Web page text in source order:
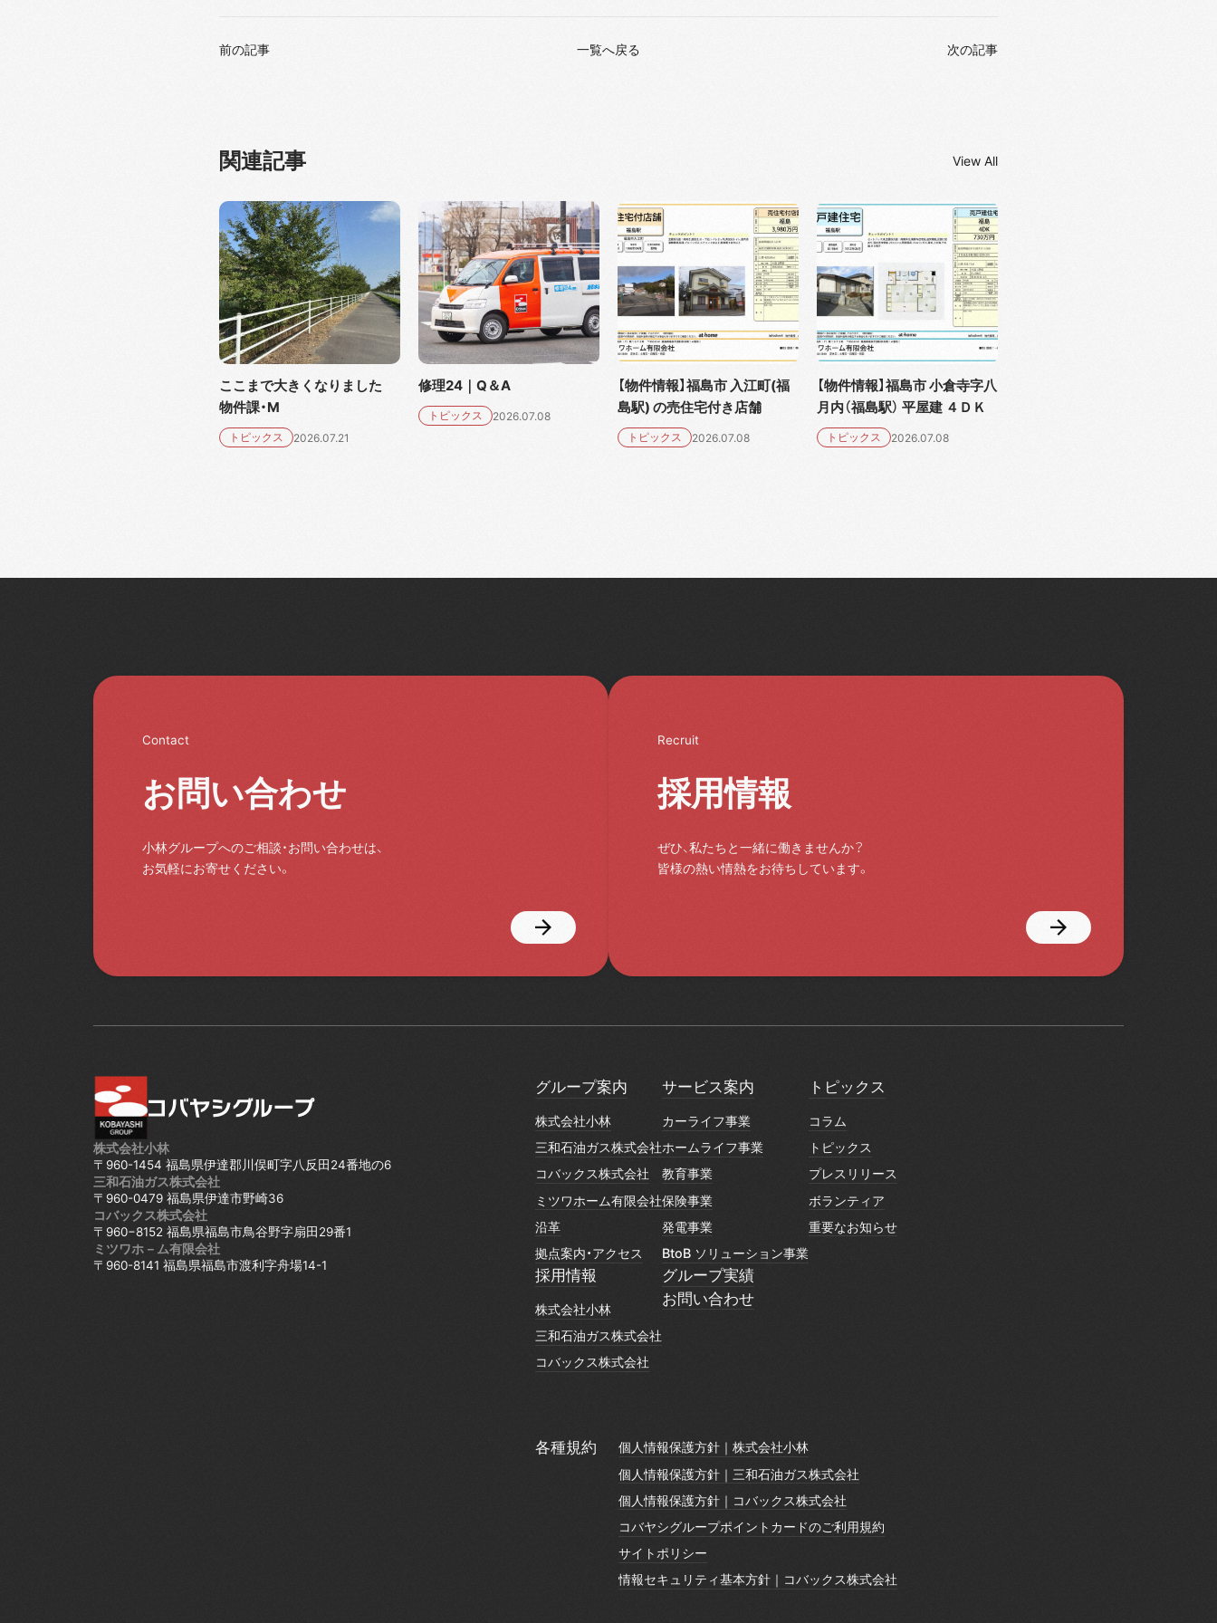
前の記事 一覧へ戻る 次の記事
関連記事 View All
ここまで大きくなりました
物件課・M
トピックス 2026.07.21
修理24｜Q＆A
トピックス 2026.07.08
【物件情報】福島市 入江町(福
島駅) の売住宅付き店舗
トピックス 2026.07.08
【物件情報】福島市 小倉寺字八
月内（福島駅） 平屋建 ４ＤＫ
トピックス 2026.07.08
お問い合わせ
Contact
小林グループへのご相談・お問い合わせは、
お気軽にお寄せください。
採用情報
Recruit
ぜひ、私たちと一緒に働きませんか？
皆様の熱い情熱をお待ちしています。
株式会社小林
〒960-1454 福島県伊達郡川俣町字八反田24番地の6
三和石油ガス株式会社
〒960-0479 福島県伊達市野崎36
コバックス株式会社
〒960−8152 福島県福島市鳥谷野字扇田29番1
ミツワホ－ム有限会社
〒960-8141 福島県福島市渡利字舟場14-1
グループ案内
株式会社小林
株式会社小林
三和石油ガス株式会社
三和石油ガス株式会社
コバックス株式会社
コバックス株式会社
ミツワホーム有限会社
ミツワホーム有限会社
沿革
沿革
拠点案内・アクセス
拠点案内・アクセス
採用情報
株式会社小林
株式会社小林
三和石油ガス株式会社
三和石油ガス株式会社
コバックス株式会社
サービス案内
カーライフ事業
カーライフ事業
ホームライフ事業
ホームライフ事業
教育事業
教育事業
保険事業
保険事業
発電事業
発電事業
BtoB ソリューション事業
BtoB ソリューション事業
グループ実績
グループ実績
お問い合わせ
トピックス
コラム
コラム
トピックス
トピックス
プレスリリース
プレスリリース
ボランティア
ボランティア
重要なお知らせ
各種規約
個人情報保護方針｜株式会社小林
個人情報保護方針｜株式会社小林
個人情報保護方針｜三和石油ガス株式会社
個人情報保護方針｜三和石油ガス株式会社
個人情報保護方針｜コバックス株式会社
個人情報保護方針｜コバックス株式会社
コバヤシグループポイントカードのご利用規約
コバヤシグループポイントカードのご利用規約
サイトポリシー
サイトポリシー
情報セキュリティ基本方針｜コバックス株式会社